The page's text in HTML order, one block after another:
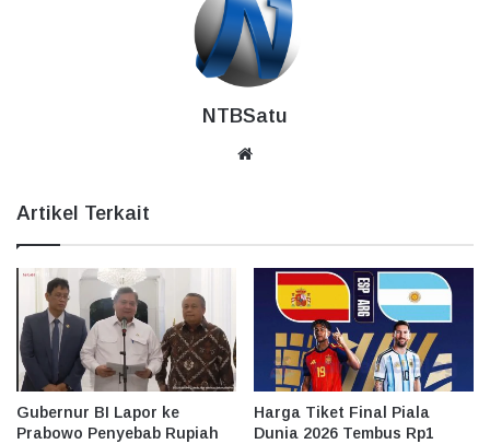
NTBSatu
Artikel Terkait
Gubernur BI Lapor ke
Prabowo Penyebab Rupiah
Harga Tiket Final Piala
Dunia 2026 Tembus Rp1